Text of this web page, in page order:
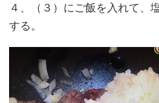
４、（３）にご飯を入れて、
する。